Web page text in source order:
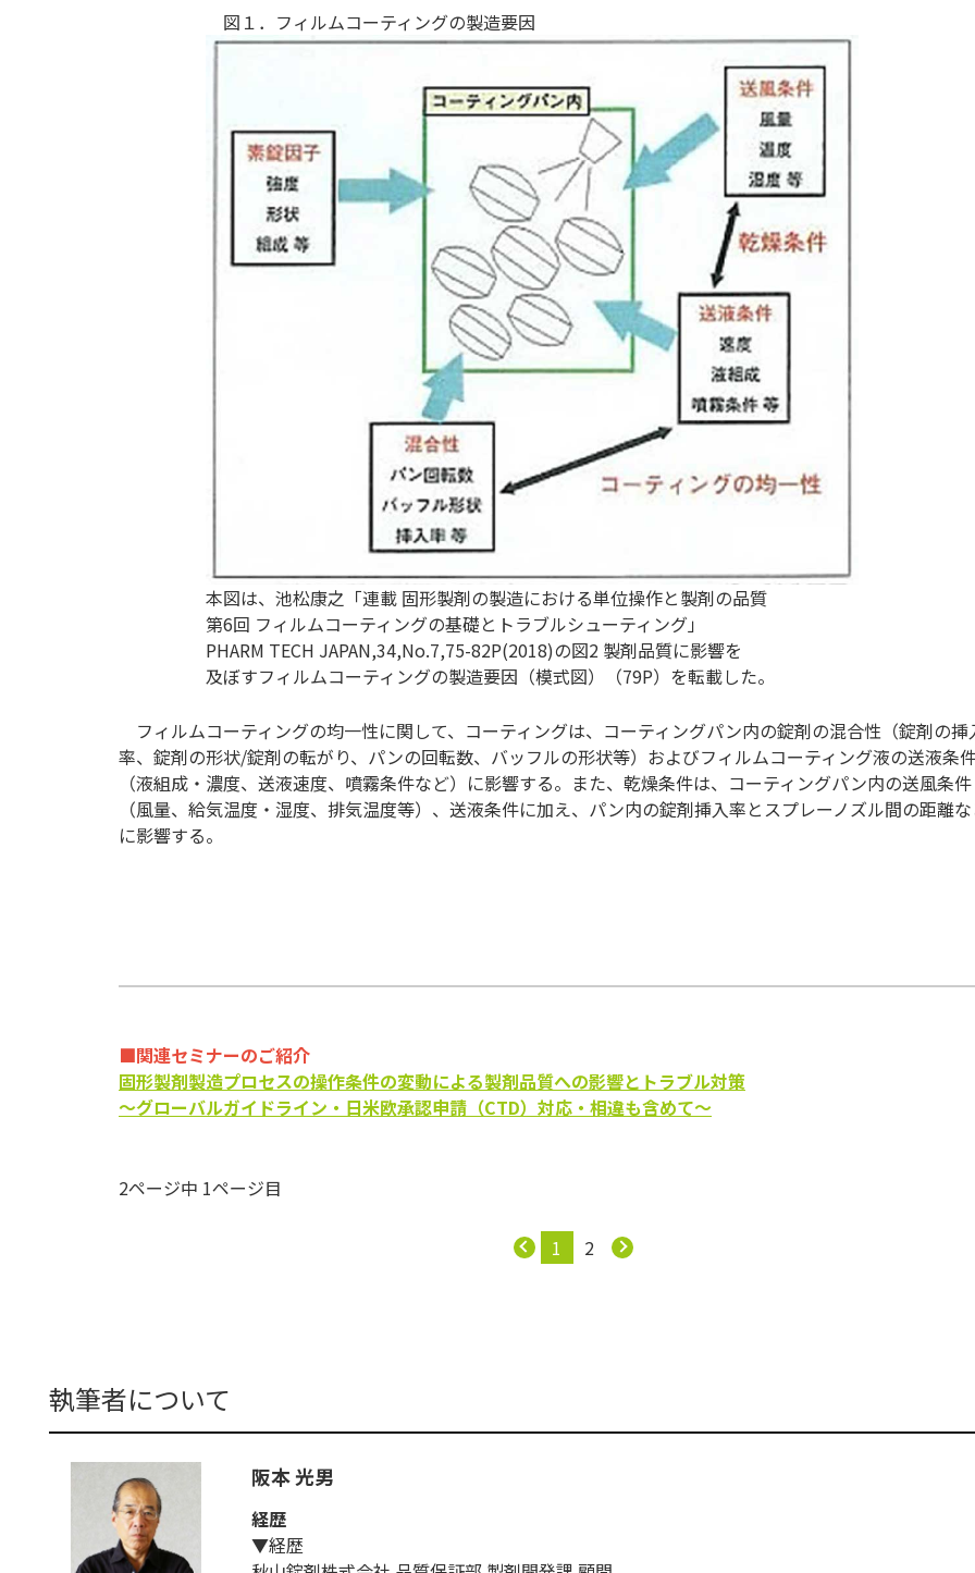
図１．フィルムコーティングの製造要因
本図は、池松康之「連載 固形製剤の製造における単位操作と製剤の品質
第6回 フィルムコーティングの基礎とトラブルシューティング」
PHARM TECH JAPAN,34,No.7,75-82P(2018)の図2 製剤品質に影響を
及ぼすフィルムコーティングの製造要因（模式図）（79P）を転載した。
フィルムコーティングの均一性に関して、コーティングは、コーティングパン内の錠剤の混合性（錠剤の挿
率、錠剤の形状/錠剤の転がり、パンの回転数、バッフルの形状等）およびフィルムコーティング液の送液条
（液組成・濃度、送液速度、噴霧条件など）に影響する。また、乾燥条件は、コーティングパン内の送風条件
（風量、給気温度・湿度、排気温度等）、送液条件に加え、パン内の錠剤挿入率とスプレーノズル間の距離
に影響する。
■関連セミナーのご紹介
固形製剤製造プロセスの操作条件の変動による製剤品質への影響とトラブル対策
～グローバルガイドライン・日米欧承認申請（CTD）対応・相違も含めて～
2ページ中 1ページ目
1 2
執筆者について
阪本 光男
経歴
▼経歴